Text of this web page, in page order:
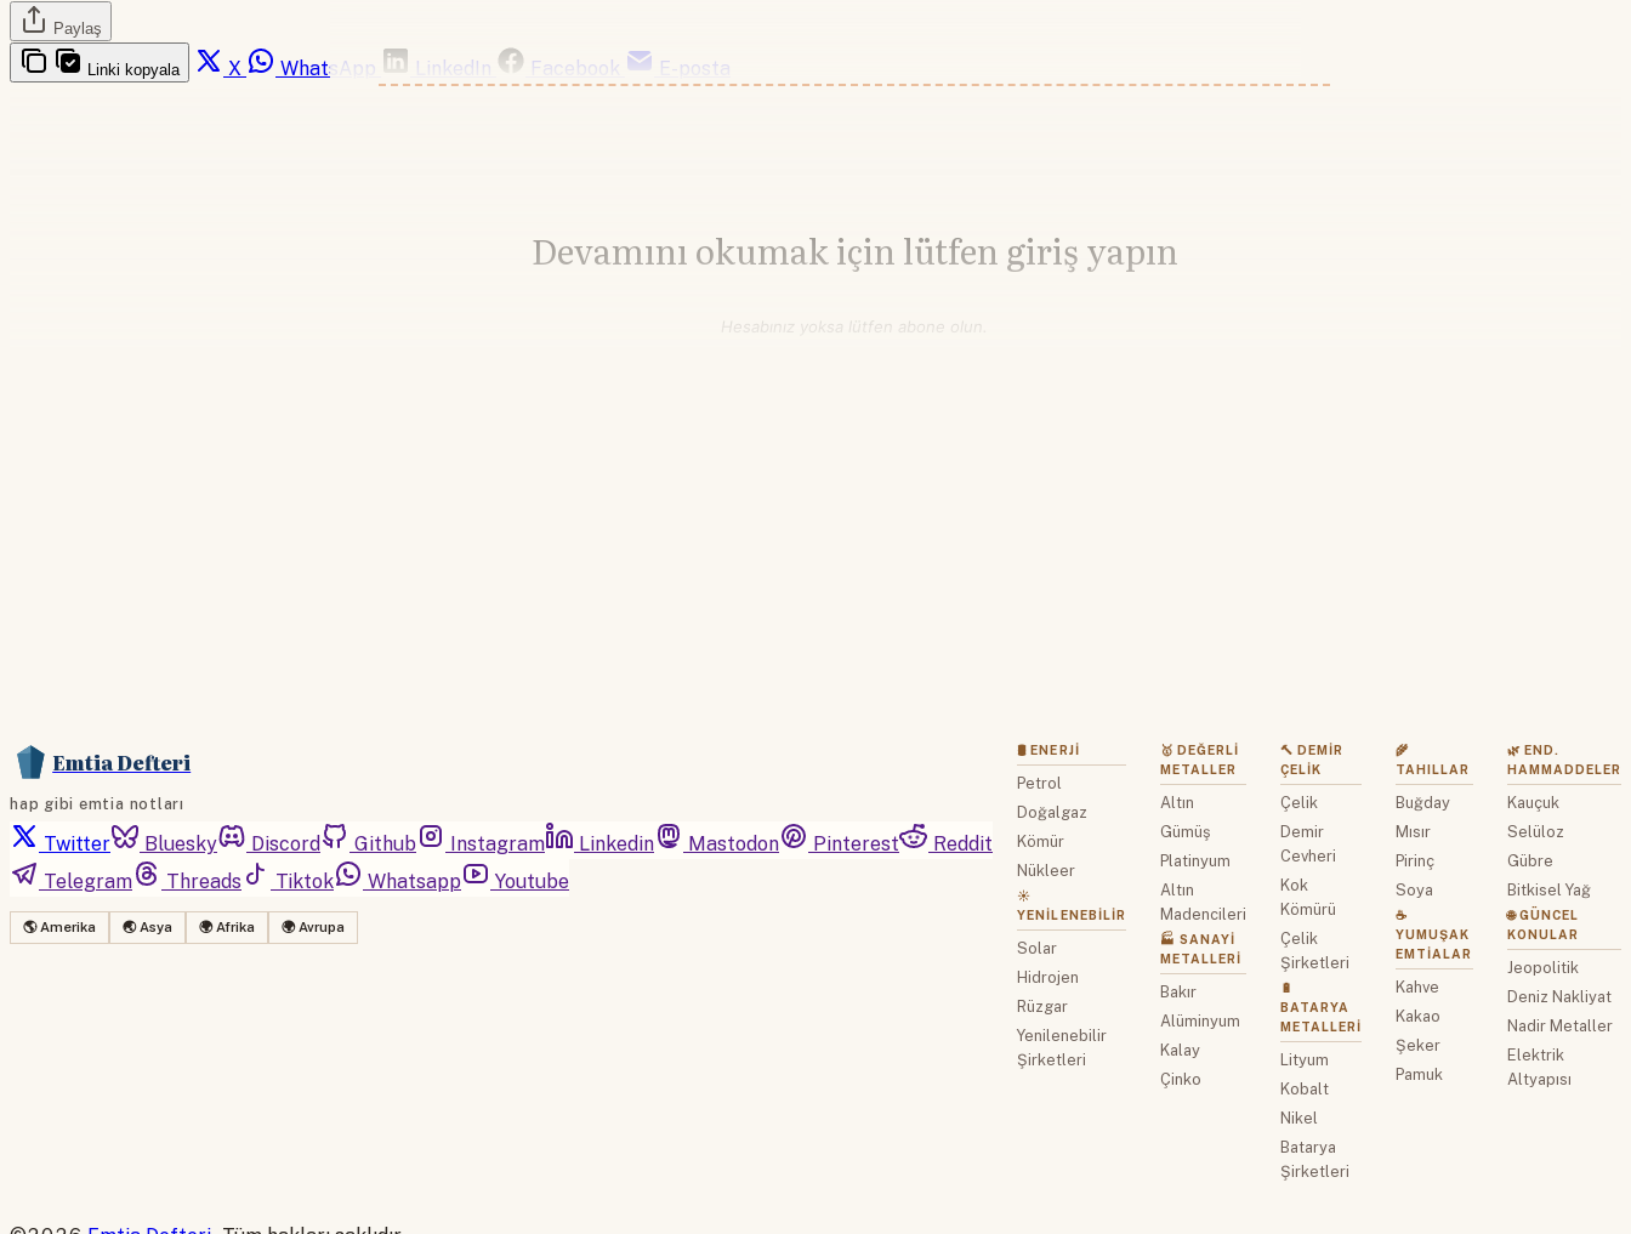
Paylaş
Linki kopyala X WhatsApp LinkedIn Facebook E-posta
Devamını okumak için lütfen giriş yapın
Hesabınız yoksa lütfen abone olun.
Emtia Defteri
hap gibi emtia notları
Twitter Bluesky Discord Github Instagram Linkedin Mastodon Pinterest
Reddit
Telegram
Threads Tiktok Whatsapp Youtube
🌎 Amerika 🌏 Asya 🌍 Afrika 🌍 Avrupa
🛢 ENERJI
Petrol
Doğalgaz
Kömür
Nükleer
☀️
YENILENEBILIR
Solar
Hidrojen
Rüzgar
Yenilenebilir
Şirketleri
🥇 DEĞERLI
METALLER
Altın
Gümüş
Platinyum
Altın
Madencileri
🏭 SANAYI
METALLERI
Bakır
Alüminyum
Kalay
Çinko
🔨 DEMIR
ÇELIK
Çelik
Demir
Cevheri
Kok
Kömürü
Çelik
Şirketleri
🔋
BATARYA
METALLERI
Lityum
Kobalt
Nikel
Batarya
Şirketleri
🌾
TAHILLAR
Buğday
Mısır
Pirinç
Soya
☕
YUMUŞAK
EMTIALAR
Kahve
Kakao
Şeker
Pamuk
🌿 END.
HAMMADDELER
Kauçuk
Selüloz
Gübre
Bitkisel Yağ
🌐 GÜNCEL
KONULAR
Jeopolitik
Deniz Nakliyat
Nadir Metaller
Elektrik
Altyapısı